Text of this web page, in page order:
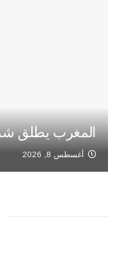
المغرب يطلق
أغسطس 8, 2026